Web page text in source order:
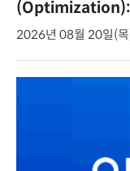
(Optimization):
2026년 08월 20일(